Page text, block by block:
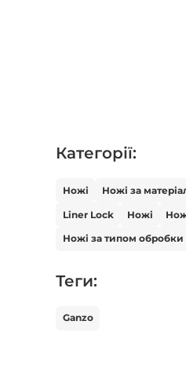
Категорії:
Ножі Ножі за
Liner Lock Ножі
Ножі за типом
Теги:
Ganzo